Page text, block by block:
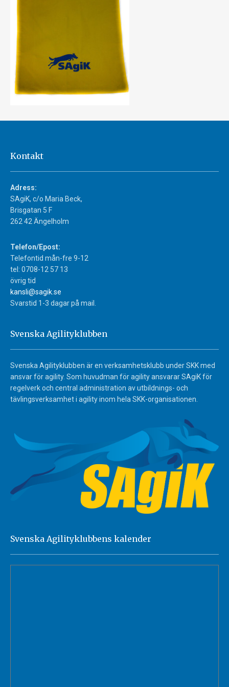
Kontakt
Adress:
SAgiK, c/o Maria Beck,
Brisgatan 5 F
262 42 Ängelholm
Telefon/Epost:
Telefontid mån-fre 9-12
tel: 0708-12 57 13
övrig tid
kansli@sagik.se
Svarstid 1-3 dagar på mail.
Svenska Agilityklubben
Svenska Agilityklubben är en verksamhetsklubb under SKK med
ansvar för agility. Som huvudman för agility ansvarar SAgiK för
regelverk och central administration av utbildnings- och
tävlingsverksamhet i agility inom hela SKK-organisationen.
Svenska Agilityklubbens kalender